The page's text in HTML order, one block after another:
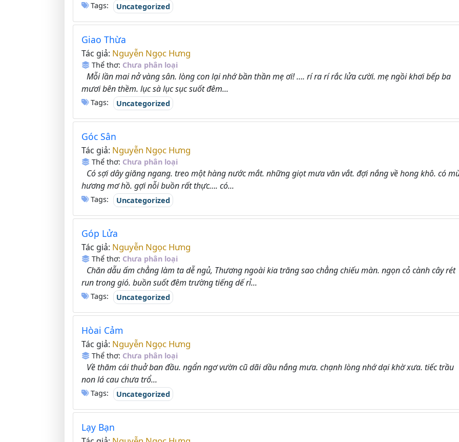
Tags: Uncategorized
Giao Thừa
Tác giả: Nguyễn Ngọc Hưng
Thể thơ: Chưa phân loại
Mỗi lần mai nở vàng sân. lòng con lại nhớ bần thần mẹ ơi! …. rí ra rí rắc lửa cười. mẹ ngồi khơi bếp ba
mươi bên thềm. lục sà lục sục suốt đêm...
Tags: Uncategorized
Góc Sân
Tác giả: Nguyễn Ngọc Hưng
Thể thơ: Chưa phân loại
Có sợi dây giăng ngang. treo một hàng nước mắt. những giọt mưa văn vắt. đợi nắng về hong khô. có
hương mơ hồ. gợi nỗi buồn rất thực…. có...
Tags: Uncategorized
Góp Lửa
Tác giả: Nguyễn Ngọc Hưng
Thể thơ: Chưa phân loại
Chăn dẫu ấm chẳng làm ta dễ ngủ, Thương ngoài kia trăng sao chẳng chiếu màn. ngọn cỏ cành cây rét
run trong gió. buồn suốt đêm trường tiếng dế rỉ...
Tags: Uncategorized
Hòai Cảm
Tác giả: Nguyễn Ngọc Hưng
Thể thơ: Chưa phân loại
Về thăm cái thuở ban đầu. ngẩn ngơ vườn cũ dãi dầu nắng mưa. chạnh lòng nhớ dại khờ xưa. tiếc trầu
non lá cau chưa trổ...
Tags: Uncategorized
Lạy Bạn